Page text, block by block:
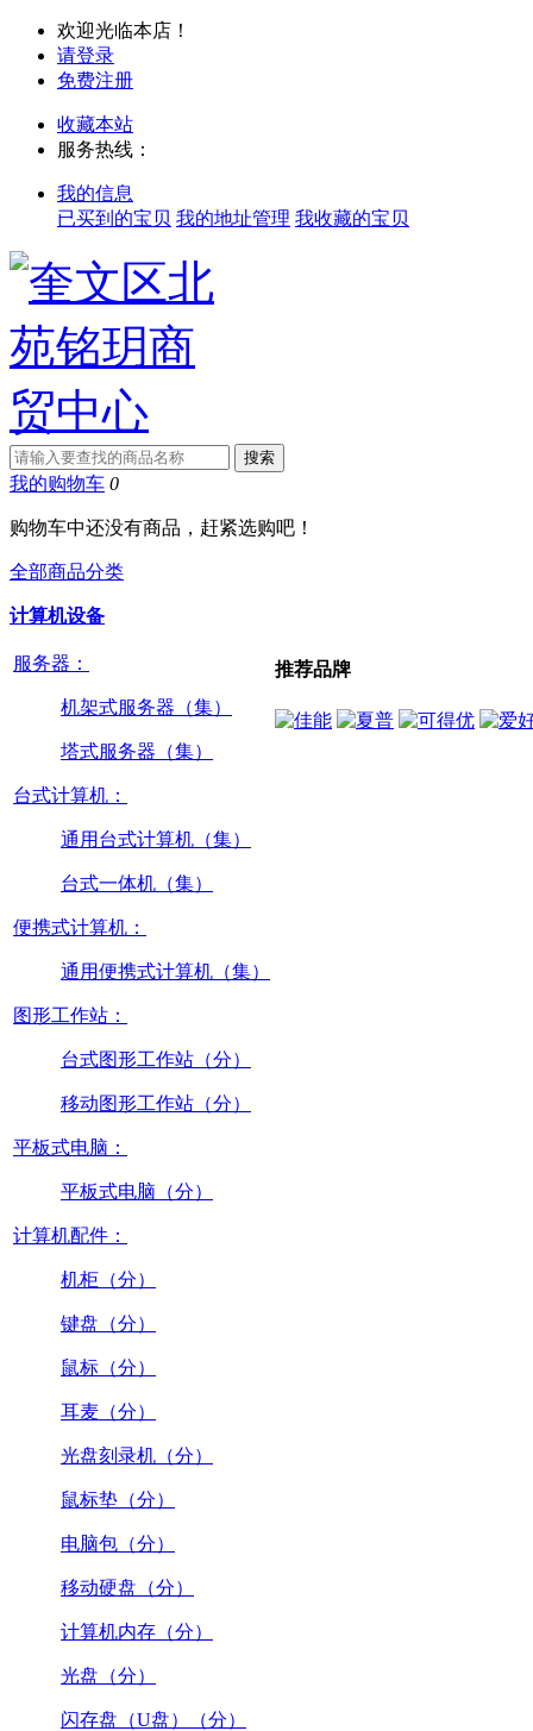
欢迎光临本店！
请登录
免费注册
收藏本站
服务热线：
我的信息
已买到的宝贝 我的地址管理 我收藏的宝贝
我的购物车 0
购物车中还没有商品，赶紧选购吧！
全部商品分类
计算机设备
服务器：
机架式服务器（集）
塔式服务器（集）
台式计算机：
通用台式计算机（集）
台式一体机（集）
便携式计算机：
通用便携式计算机（集）
图形工作站：
台式图形工作站（分）
移动图形工作站（分）
平板式电脑：
平板式电脑（分）
计算机配件：
机柜（分）
键盘（分）
鼠标（分）
耳麦（分）
光盘刻录机（分）
鼠标垫（分）
电脑包（分）
移动硬盘（分）
计算机内存（分）
光盘（分）
闪存盘（U盘）（分）
推荐品牌